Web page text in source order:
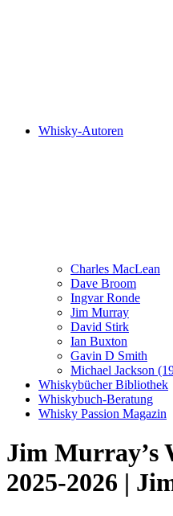
Whisky-Autoren
Charles MacLean
Dave Broom
Ingvar Ronde
Jim Murray
David Stirk
Ian Buxton
Gavin D Smith
Michael Jackson
Whiskybücher Bibliothek
Whiskybuch-Beratung
Whisky Passion Magazin
Jim Murray’s
2025-2026 |